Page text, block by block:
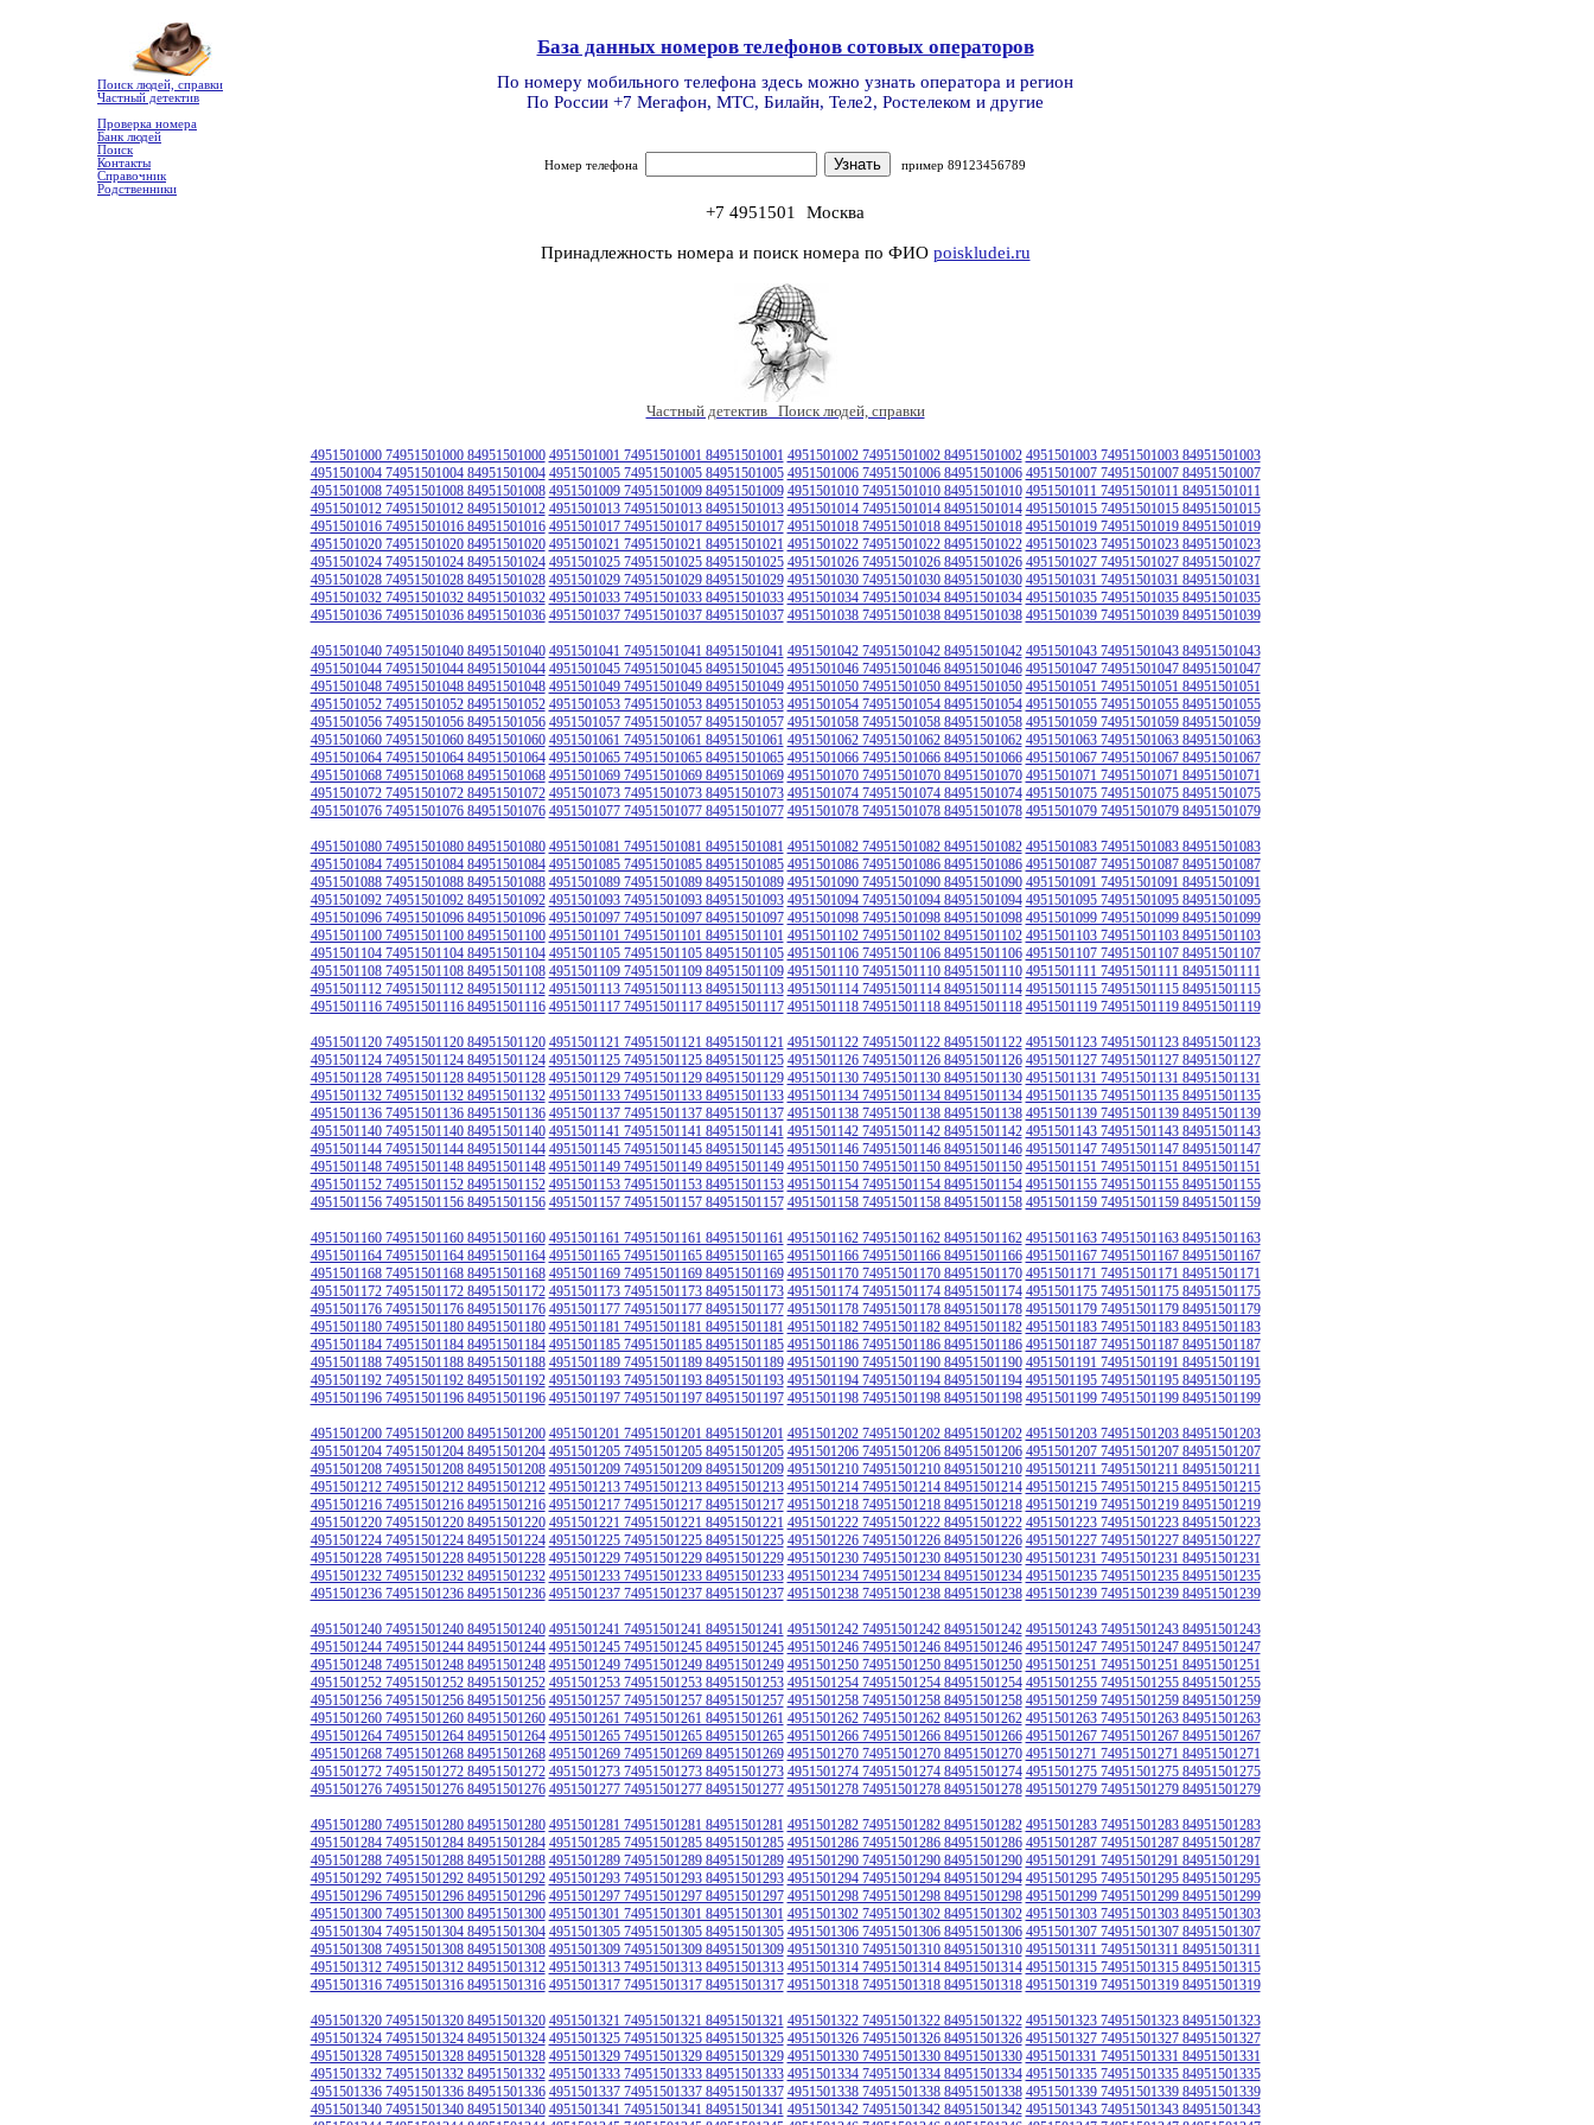
Поиск людей, справки
Частный детектив
Проверка номера
Банк людей
Поиск
Контакты
Справочник
Родственники
База данных номеров телефонов сотовых операторов
По номеру мобильного телефона здесь можно узнать оператора и регион
По России +7 Мегафон, МТС, Билайн, Теле2, Ростелеком и другие
Номер телефона пример 89123456789
+7 4951501 Москва
Принадлежность номера и поиск номера по ФИО poiskludei.ru
Частный детектив Поиск людей, справки
4951501000 74951501000 84951501000 4951501001 74951501001 84951501001 4951501002 74951501002 84951501002 4951501003 74951501003 84951501003
4951501004 74951501004 84951501004 4951501005 74951501005 84951501005 4951501006 74951501006 84951501006 4951501007 74951501007 84951501007
4951501008 74951501008 84951501008 4951501009 74951501009 84951501009 4951501010 74951501010 84951501010 4951501011 74951501011 84951501011
4951501012 74951501012 84951501012 4951501013 74951501013 84951501013 4951501014 74951501014 84951501014 4951501015 74951501015 84951501015
4951501016 74951501016 84951501016 4951501017 74951501017 84951501017 4951501018 74951501018 84951501018 4951501019 74951501019 84951501019
4951501020 74951501020 84951501020 4951501021 74951501021 84951501021 4951501022 74951501022 84951501022 4951501023 74951501023 84951501023
4951501024 74951501024 84951501024 4951501025 74951501025 84951501025 4951501026 74951501026 84951501026 4951501027 74951501027 84951501027
4951501028 74951501028 84951501028 4951501029 74951501029 84951501029 4951501030 74951501030 84951501030 4951501031 74951501031 84951501031
4951501032 74951501032 84951501032 4951501033 74951501033 84951501033 4951501034 74951501034 84951501034 4951501035 74951501035 84951501035
4951501036 74951501036 84951501036 4951501037 74951501037 84951501037 4951501038 74951501038 84951501038 4951501039 74951501039 84951501039
4951501040 74951501040 84951501040 4951501041 74951501041 84951501041 4951501042 74951501042 84951501042 4951501043 74951501043 84951501043
4951501044 74951501044 84951501044 4951501045 74951501045 84951501045 4951501046 74951501046 84951501046 4951501047 74951501047 84951501047
4951501048 74951501048 84951501048 4951501049 74951501049 84951501049 4951501050 74951501050 84951501050 4951501051 74951501051 84951501051
4951501052 74951501052 84951501052 4951501053 74951501053 84951501053 4951501054 74951501054 84951501054 4951501055 74951501055 84951501055
4951501056 74951501056 84951501056 4951501057 74951501057 84951501057 4951501058 74951501058 84951501058 4951501059 74951501059 84951501059
4951501060 74951501060 84951501060 4951501061 74951501061 84951501061 4951501062 74951501062 84951501062 4951501063 74951501063 84951501063
4951501064 74951501064 84951501064 4951501065 74951501065 84951501065 4951501066 74951501066 84951501066 4951501067 74951501067 84951501067
4951501068 74951501068 84951501068 4951501069 74951501069 84951501069 4951501070 74951501070 84951501070 4951501071 74951501071 84951501071
4951501072 74951501072 84951501072 4951501073 74951501073 84951501073 4951501074 74951501074 84951501074 4951501075 74951501075 84951501075
4951501076 74951501076 84951501076 4951501077 74951501077 84951501077 4951501078 74951501078 84951501078 4951501079 74951501079 84951501079
4951501080 74951501080 84951501080 4951501081 74951501081 84951501081 4951501082 74951501082 84951501082 4951501083 74951501083 84951501083
4951501084 74951501084 84951501084 4951501085 74951501085 84951501085 4951501086 74951501086 84951501086 4951501087 74951501087 84951501087
4951501088 74951501088 84951501088 4951501089 74951501089 84951501089 4951501090 74951501090 84951501090 4951501091 74951501091 84951501091
4951501092 74951501092 84951501092 4951501093 74951501093 84951501093 4951501094 74951501094 84951501094 4951501095 74951501095 84951501095
4951501096 74951501096 84951501096 4951501097 74951501097 84951501097 4951501098 74951501098 84951501098 4951501099 74951501099 84951501099
4951501100 74951501100 84951501100 4951501101 74951501101 84951501101 4951501102 74951501102 84951501102 4951501103 74951501103 84951501103
4951501104 74951501104 84951501104 4951501105 74951501105 84951501105 4951501106 74951501106 84951501106 4951501107 74951501107 84951501107
4951501108 74951501108 84951501108 4951501109 74951501109 84951501109 4951501110 74951501110 84951501110 4951501111 74951501111 84951501111
4951501112 74951501112 84951501112 4951501113 74951501113 84951501113 4951501114 74951501114 84951501114 4951501115 74951501115 84951501115
4951501116 74951501116 84951501116 4951501117 74951501117 84951501117 4951501118 74951501118 84951501118 4951501119 74951501119 84951501119
4951501120 74951501120 84951501120 4951501121 74951501121 84951501121 4951501122 74951501122 84951501122 4951501123 74951501123 84951501123
4951501124 74951501124 84951501124 4951501125 74951501125 84951501125 4951501126 74951501126 84951501126 4951501127 74951501127 84951501127
4951501128 74951501128 84951501128 4951501129 74951501129 84951501129 4951501130 74951501130 84951501130 4951501131 74951501131 84951501131
4951501132 74951501132 84951501132 4951501133 74951501133 84951501133 4951501134 74951501134 84951501134 4951501135 74951501135 84951501135
4951501136 74951501136 84951501136 4951501137 74951501137 84951501137 4951501138 74951501138 84951501138 4951501139 74951501139 84951501139
4951501140 74951501140 84951501140 4951501141 74951501141 84951501141 4951501142 74951501142 84951501142 4951501143 74951501143 84951501143
4951501144 74951501144 84951501144 4951501145 74951501145 84951501145 4951501146 74951501146 84951501146 4951501147 74951501147 84951501147
4951501148 74951501148 84951501148 4951501149 74951501149 84951501149 4951501150 74951501150 84951501150 4951501151 74951501151 84951501151
4951501152 74951501152 84951501152 4951501153 74951501153 84951501153 4951501154 74951501154 84951501154 4951501155 74951501155 84951501155
4951501156 74951501156 84951501156 4951501157 74951501157 84951501157 4951501158 74951501158 84951501158 4951501159 74951501159 84951501159
4951501160 74951501160 84951501160 4951501161 74951501161 84951501161 4951501162 74951501162 84951501162 4951501163 74951501163 84951501163
4951501164 74951501164 84951501164 4951501165 74951501165 84951501165 4951501166 74951501166 84951501166 4951501167 74951501167 84951501167
4951501168 74951501168 84951501168 4951501169 74951501169 84951501169 4951501170 74951501170 84951501170 4951501171 74951501171 84951501171
4951501172 74951501172 84951501172 4951501173 74951501173 84951501173 4951501174 74951501174 84951501174 4951501175 74951501175 84951501175
4951501176 74951501176 84951501176 4951501177 74951501177 84951501177 4951501178 74951501178 84951501178 4951501179 74951501179 84951501179
4951501180 74951501180 84951501180 4951501181 74951501181 84951501181 4951501182 74951501182 84951501182 4951501183 74951501183 84951501183
4951501184 74951501184 84951501184 4951501185 74951501185 84951501185 4951501186 74951501186 84951501186 4951501187 74951501187 84951501187
4951501188 74951501188 84951501188 4951501189 74951501189 84951501189 4951501190 74951501190 84951501190 4951501191 74951501191 84951501191
4951501192 74951501192 84951501192 4951501193 74951501193 84951501193 4951501194 74951501194 84951501194 4951501195 74951501195 84951501195
4951501196 74951501196 84951501196 4951501197 74951501197 84951501197 4951501198 74951501198 84951501198 4951501199 74951501199 84951501199
4951501200 74951501200 84951501200 4951501201 74951501201 84951501201 4951501202 74951501202 84951501202 4951501203 74951501203 84951501203
4951501204 74951501204 84951501204 4951501205 74951501205 84951501205 4951501206 74951501206 84951501206 4951501207 74951501207 84951501207
4951501208 74951501208 84951501208 4951501209 74951501209 84951501209 4951501210 74951501210 84951501210 4951501211 74951501211 84951501211
4951501212 74951501212 84951501212 4951501213 74951501213 84951501213 4951501214 74951501214 84951501214 4951501215 74951501215 84951501215
4951501216 74951501216 84951501216 4951501217 74951501217 84951501217 4951501218 74951501218 84951501218 4951501219 74951501219 84951501219
4951501220 74951501220 84951501220 4951501221 74951501221 84951501221 4951501222 74951501222 84951501222 4951501223 74951501223 84951501223
4951501224 74951501224 84951501224 4951501225 74951501225 84951501225 4951501226 74951501226 84951501226 4951501227 74951501227 84951501227
4951501228 74951501228 84951501228 4951501229 74951501229 84951501229 4951501230 74951501230 84951501230 4951501231 74951501231 84951501231
4951501232 74951501232 84951501232 4951501233 74951501233 84951501233 4951501234 74951501234 84951501234 4951501235 74951501235 84951501235
4951501236 74951501236 84951501236 4951501237 74951501237 84951501237 4951501238 74951501238 84951501238 4951501239 74951501239 84951501239
4951501240 74951501240 84951501240 4951501241 74951501241 84951501241 4951501242 74951501242 84951501242 4951501243 74951501243 84951501243
4951501244 74951501244 84951501244 4951501245 74951501245 84951501245 4951501246 74951501246 84951501246 4951501247 74951501247 84951501247
4951501248 74951501248 84951501248 4951501249 74951501249 84951501249 4951501250 74951501250 84951501250 4951501251 74951501251 84951501251
4951501252 74951501252 84951501252 4951501253 74951501253 84951501253 4951501254 74951501254 84951501254 4951501255 74951501255 84951501255
4951501256 74951501256 84951501256 4951501257 74951501257 84951501257 4951501258 74951501258 84951501258 4951501259 74951501259 84951501259
4951501260 74951501260 84951501260 4951501261 74951501261 84951501261 4951501262 74951501262 84951501262 4951501263 74951501263 84951501263
4951501264 74951501264 84951501264 4951501265 74951501265 84951501265 4951501266 74951501266 84951501266 4951501267 74951501267 84951501267
4951501268 74951501268 84951501268 4951501269 74951501269 84951501269 4951501270 74951501270 84951501270 4951501271 74951501271 84951501271
4951501272 74951501272 84951501272 4951501273 74951501273 84951501273 4951501274 74951501274 84951501274 4951501275 74951501275 84951501275
4951501276 74951501276 84951501276 4951501277 74951501277 84951501277 4951501278 74951501278 84951501278 4951501279 74951501279 84951501279
4951501280 74951501280 84951501280 4951501281 74951501281 84951501281 4951501282 74951501282 84951501282 4951501283 74951501283 84951501283
4951501284 74951501284 84951501284 4951501285 74951501285 84951501285 4951501286 74951501286 84951501286 4951501287 74951501287 84951501287
4951501288 74951501288 84951501288 4951501289 74951501289 84951501289 4951501290 74951501290 84951501290 4951501291 74951501291 84951501291
4951501292 74951501292 84951501292 4951501293 74951501293 84951501293 4951501294 74951501294 84951501294 4951501295 74951501295 84951501295
4951501296 74951501296 84951501296 4951501297 74951501297 84951501297 4951501298 74951501298 84951501298 4951501299 74951501299 84951501299
4951501300 74951501300 84951501300 4951501301 74951501301 84951501301 4951501302 74951501302 84951501302 4951501303 74951501303 84951501303
4951501304 74951501304 84951501304 4951501305 74951501305 84951501305 4951501306 74951501306 84951501306 4951501307 74951501307 84951501307
4951501308 74951501308 84951501308 4951501309 74951501309 84951501309 4951501310 74951501310 84951501310 4951501311 74951501311 84951501311
4951501312 74951501312 84951501312 4951501313 74951501313 84951501313 4951501314 74951501314 84951501314 4951501315 74951501315 84951501315
4951501316 74951501316 84951501316 4951501317 74951501317 84951501317 4951501318 74951501318 84951501318 4951501319 74951501319 84951501319
4951501320 74951501320 84951501320 4951501321 74951501321 84951501321 4951501322 74951501322 84951501322 4951501323 74951501323 84951501323
4951501324 74951501324 84951501324 4951501325 74951501325 84951501325 4951501326 74951501326 84951501326 4951501327 74951501327 84951501327
4951501328 74951501328 84951501328 4951501329 74951501329 84951501329 4951501330 74951501330 84951501330 4951501331 74951501331 84951501331
4951501332 74951501332 84951501332 4951501333 74951501333 84951501333 4951501334 74951501334 84951501334 4951501335 74951501335 84951501335
4951501336 74951501336 84951501336 4951501337 74951501337 84951501337 4951501338 74951501338 84951501338 4951501339 74951501339 84951501339
4951501340 74951501340 84951501340 4951501341 74951501341 84951501341 4951501342 74951501342 84951501342 4951501343 74951501343 84951501343